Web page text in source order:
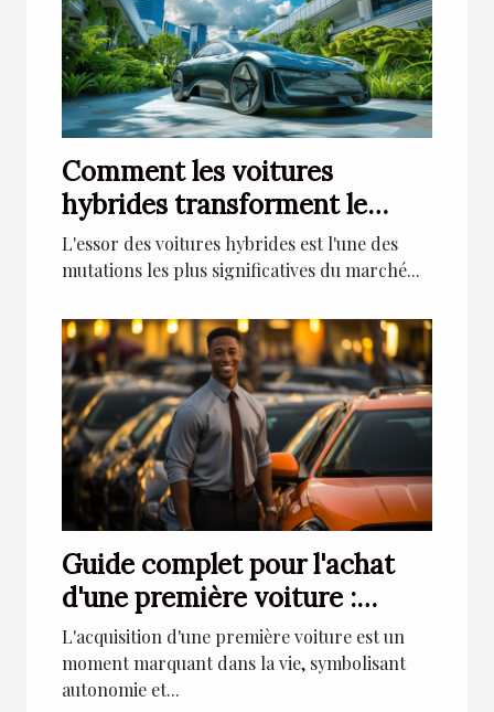
Comment les voitures
hybrides transforment le
marché automobile en 2025
L'essor des voitures hybrides est l'une des
mutations les plus significatives du marché...
Guide complet pour l'achat
d'une première voiture :
Critères et conseils pour
jeunes conducteurs
L'acquisition d'une première voiture est un
moment marquant dans la vie, symbolisant
autonomie et...